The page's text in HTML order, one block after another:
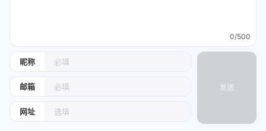
昵称
邮箱
网址
0/500
发送